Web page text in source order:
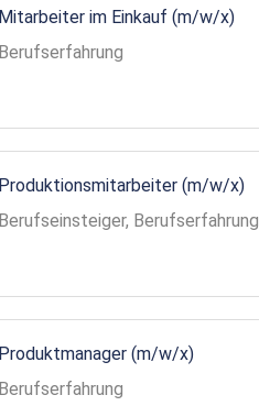
Mitarbeiter im Einkauf (m/w/x)
Berufserfahrung
Produktionsmitarbeiter (m/w/x)
Berufseinsteiger, Berufserfahrung
Produktmanager (m/w/x)
Berufserfahrung